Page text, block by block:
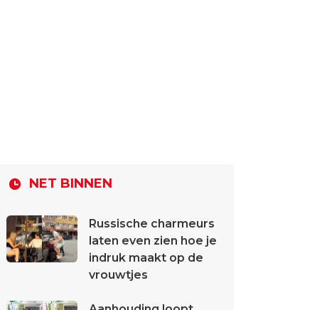
NET BINNEN
Russische charmeurs
laten even zien hoe je
indruk maakt op de
vrouwtjes